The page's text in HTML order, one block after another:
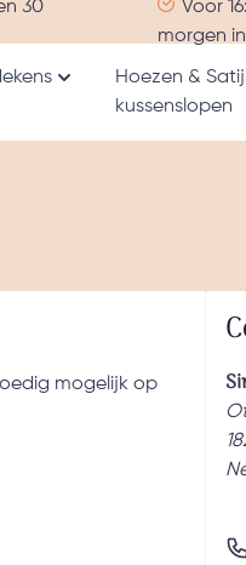
30
Voor
morgen
Alle producten categorie
Toon submenu
Hoezen &
kussenslopen
mogelijk op